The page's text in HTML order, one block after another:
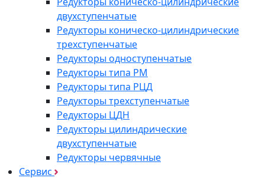
двухступенчатые
Редукторы коническо-цилиндрические
трехступенчатые
Редукторы одноступенчатые
Редукторы типа РМ
Редукторы типа РЦД
Редукторы трехступенчатые
Редукторы ЦДН
Редукторы цилиндрические
двухступенчатые
Редукторы червячные
Сервис